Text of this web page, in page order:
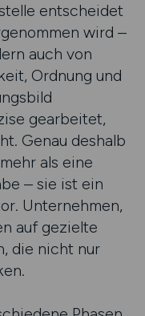
entscheidet
wird –
auch von
Ordnung und
gearbeitet,
Genau deshalb
als eine
– sie ist ein
Unternehmen,
auf gezielte
die nicht nur